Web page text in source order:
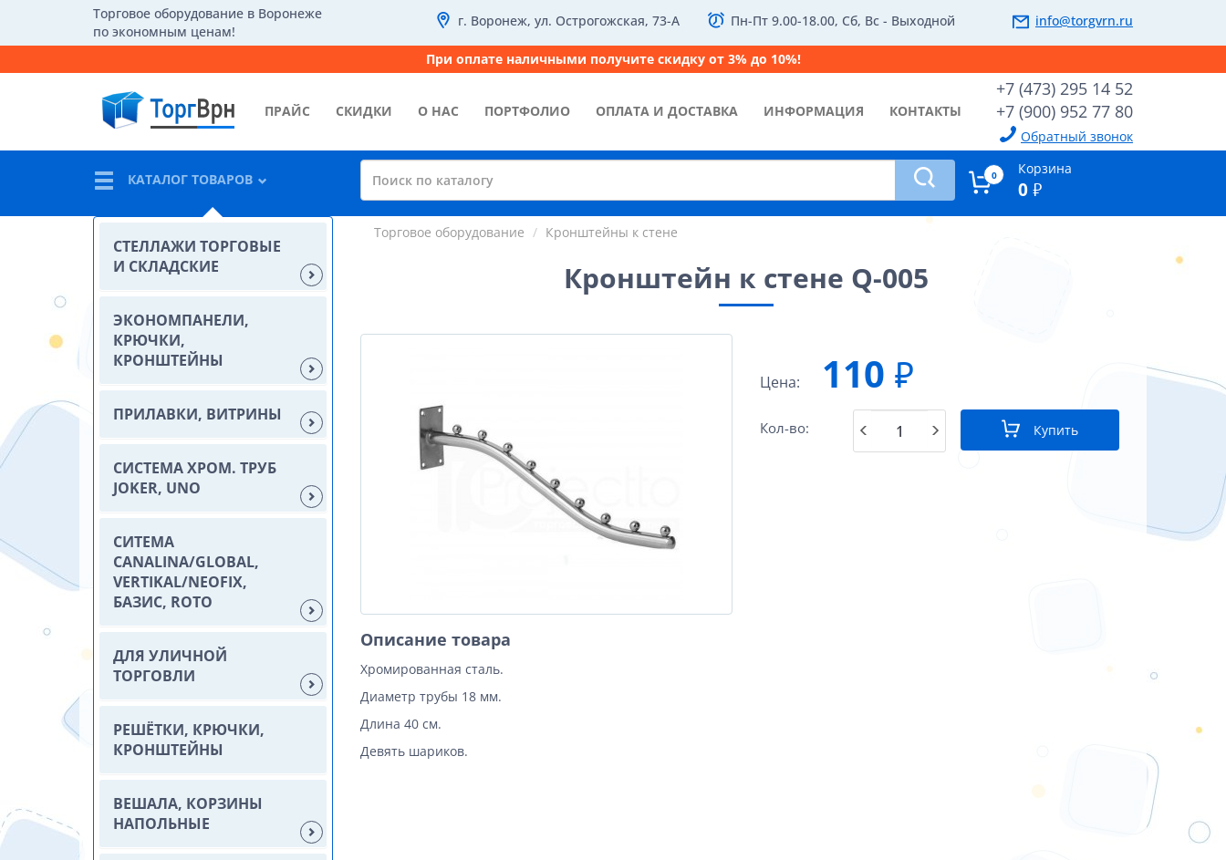
Торговое оборудование в Воронеже
по экономным ценам!
г. Воронеж, ул. Острогожская, 73-А Пн-Пт 9.00-18.00, Сб, Вс - Выходной info@torgvrn.ru
При оплате наличными получите скидку от 3% до 10%!
+7 (473) 295 14 52
+7 (900) 952 77 80
Обратный звонок
ПРАЙС СКИДКИ О НАС ПОРТФОЛИО ОПЛАТА И ДОСТАВКА ИНФОРМАЦИЯ КОНТАКТЫ
0 Корзина
0 ₽
КАТАЛОГ ТОВАРОВ
СТЕЛЛАЖИ ТОРГОВЫЕ
И СКЛАДСКИЕ
ЭКОНОМПАНЕЛИ,
КРЮЧКИ,
КРОНШТЕЙНЫ
ПРИЛАВКИ, ВИТРИНЫ
СИСТЕМА ХРОМ. ТРУБ
JOKER, UNO
СИТЕМА
CANALINA/GLOBAL,
VERTIKAL/NEOFIX,
БАЗИС, ROTO
ДЛЯ УЛИЧНОЙ
ТОРГОВЛИ
РЕШЁТКИ, КРЮЧКИ,
КРОНШТЕЙНЫ
ВЕШАЛА, КОРЗИНЫ
НАПОЛЬНЫЕ
Торговое оборудование Кронштейны к стене
Кронштейн к стене Q-005
Цена: 110 ₽
Кол-во: Купить
Описание товара
Хромированная сталь.
Диаметр трубы 18 мм.
Длина 40 см.
Девять шариков.